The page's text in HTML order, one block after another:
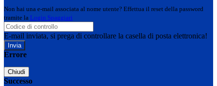
Non hai una e-mail associata al nome utente? Effettua il reset della password
tramite la Login Spaggiari
E-mail inviata, si prega di controllare la casella di posta elettronica!
Errore
Chiudi
Successo